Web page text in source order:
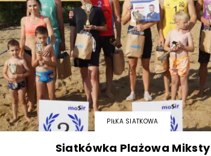
PIŁKA SIATKOWA
Siatkówka Plażowa Miksty